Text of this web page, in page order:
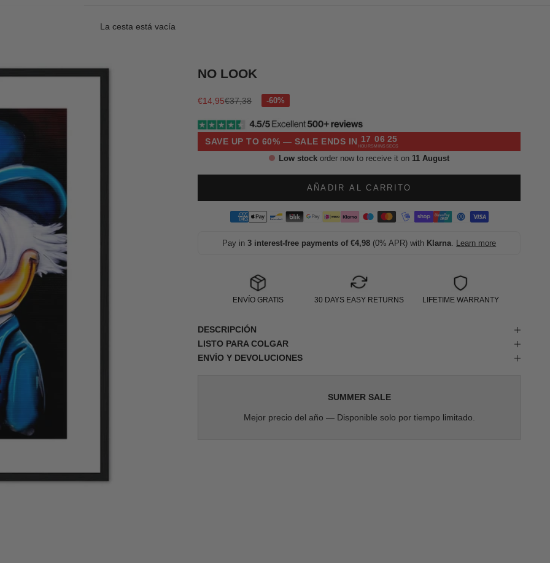
La cesta está vacía
NO LOOK
Precio de oferta
€14,95Precio normal
€37,38
SAVE UP TO 60% — SALE ENDS IN 17
HOURS
06
MINS
24
SECS
Low stock order now to receive it on 11 August
AÑADIR AL CARRITO
Pay in3 interest-free payments of €4,98 (0% APR) with Klarna. Learn more
ENVÍO GRATIS 30 DAYS EASY RETURNS LIFETIME WARRANTY
DESCRIPCIÓN
LISTO PARA COLGAR
ENVÍO Y DEVOLUCIONES
SUMMER SALE
Mejor precio del año — Disponible solo por tiempo limitado.